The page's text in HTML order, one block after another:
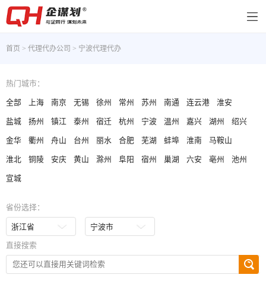
首页 > 代理代办公司 > 宁波代理代办
热门城市：
全部 上海 南京 无锡 徐州 常州 苏州 南通 连云港 淮安
盐城 扬州 镇江 泰州 宿迁 杭州 宁波 温州 嘉兴 湖州 绍兴
金华 衢州 舟山 台州 丽水 合肥 芜湖 蚌埠 淮南 马鞍山
淮北 铜陵 安庆 黄山 滁州 阜阳 宿州 巢湖 六安 亳州 池州
宣城
省份选择：
直接搜索